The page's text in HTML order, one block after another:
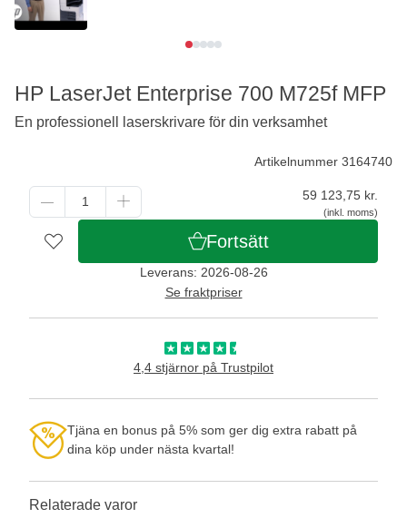
Artikelnummer 3164740
59 123,75 kr.
(inkl. moms)
Fortsätt
Leverans: 2026-08-26
Se fraktpriser
4,4 stjärnor på Trustpilot
Tjäna en bonus på 5% som ger dig extra rabatt på
dina köp under nästa kvartal!
Relaterade varor
HP LaserJet Enterprise 700 M725f MFP
En professionell laserskrivare för din verksamhet